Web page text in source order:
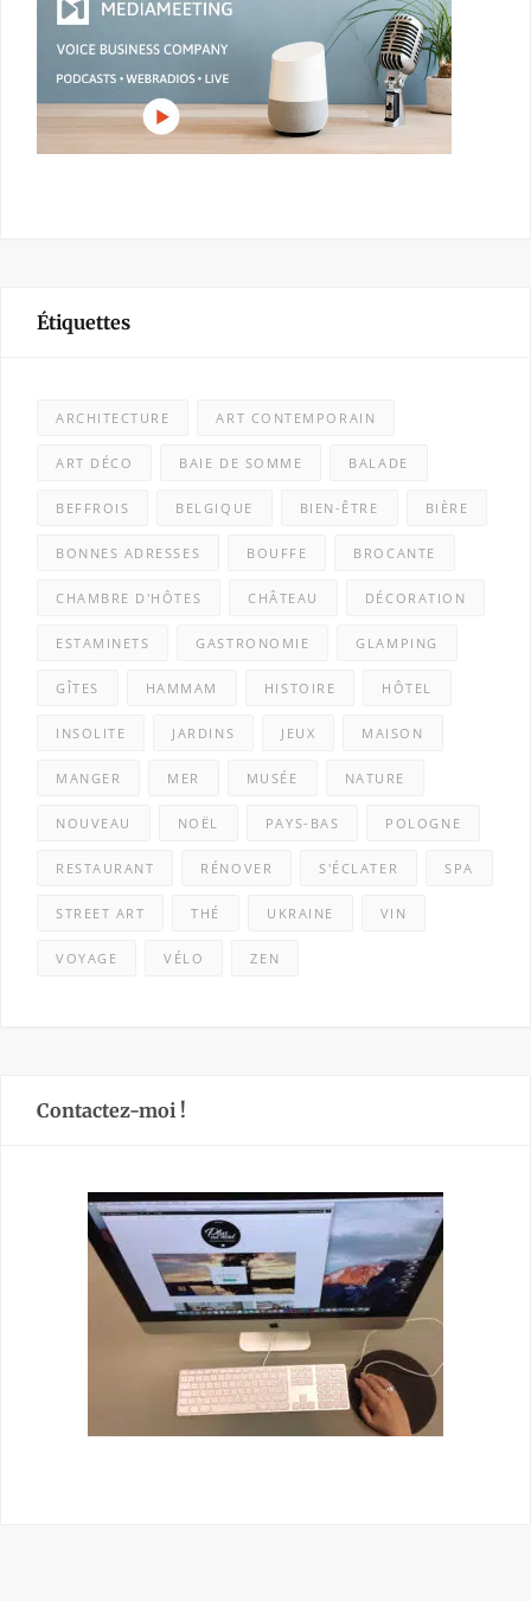
Étiquettes
ARCHITECTURE ART CONTEMPORAIN
ART DÉCO BAIE DE SOMME BALADE
BEFFROIS BELGIQUE BIEN-ÊTRE BIÈRE
BONNES ADRESSES BOUFFE BROCANTE
CHAMBRE D'HÔTES CHÂTEAU DÉCORATION
ESTAMINETS GASTRONOMIE GLAMPING
GÎTES HAMMAM HISTOIRE HÔTEL
INSOLITE JARDINS JEUX MAISON
MANGER MER MUSÉE NATURE
NOUVEAU NOËL PAYS-BAS POLOGNE
RESTAURANT RÉNOVER S'ÉCLATER SPA
STREET ART THÉ UKRAINE VIN
VOYAGE VÉLO ZEN
Contactez-moi !